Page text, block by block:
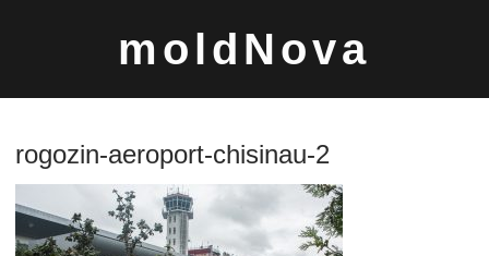
moldNova
Caută
rogozin-aeroport-chisinau-2